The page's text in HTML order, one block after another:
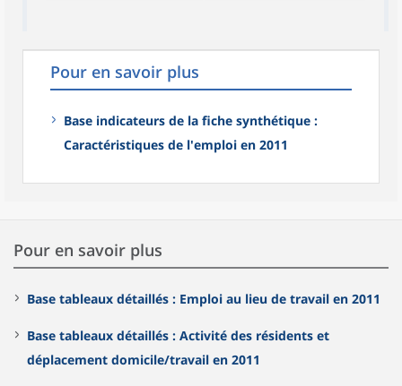
Pour en savoir plus
Base indicateurs de la fiche synthétique :
Caractéristiques de l'emploi en 2011
Pour en savoir plus
Base tableaux détaillés : Emploi au lieu de travail en 2011
Base tableaux détaillés : Activité des résidents et
déplacement domicile/travail en 2011